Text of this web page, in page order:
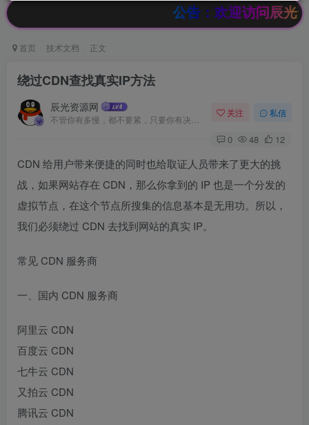
公告：欢迎访问辰光资源网，本站
首页 技术文档 正文
绕过CDN查找真实IP方法
辰光资源网 关注 私信
0 48 12
CDN 给用户带来便捷的同时也给取证人员带来了更大的挑
战，如果网站存在 CDN，那么你拿到的 IP 也是一个分发的
虚拟节点，在这个节点所搜集的信息基本是无用功。所以，
我们必须绕过 CDN 去找到网站的真实 IP。
常见 CDN 服务商
一、国内 CDN 服务商
阿里云 CDN
百度云 CDN
七牛云 CDN
又拍云 CDN
腾讯云 CDN